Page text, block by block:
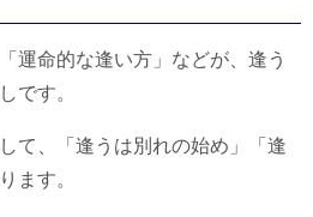
運命的な逢い方」などが、逢う
です。
て、「逢うは別れの始め」「逢
ます。